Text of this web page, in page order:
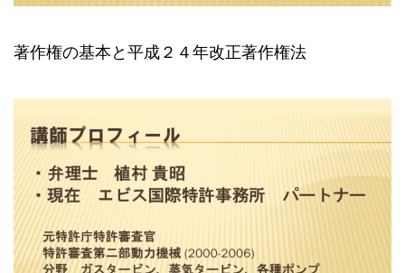
著作権の基本と平成２４年改正著作権法